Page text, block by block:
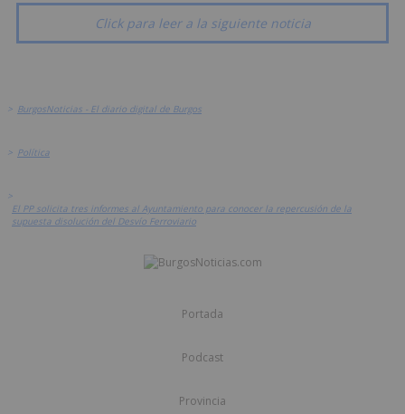
Click para leer a la siguiente noticia
> BurgosNoticias - El diario digital de Burgos
> Política
>
El PP solicita tres informes al Ayuntamiento para conocer la repercusión de la
supuesta disolución del Desvío Ferroviario
Portada
Podcast
Provincia